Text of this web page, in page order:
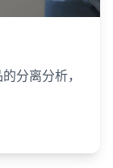
分离分析，